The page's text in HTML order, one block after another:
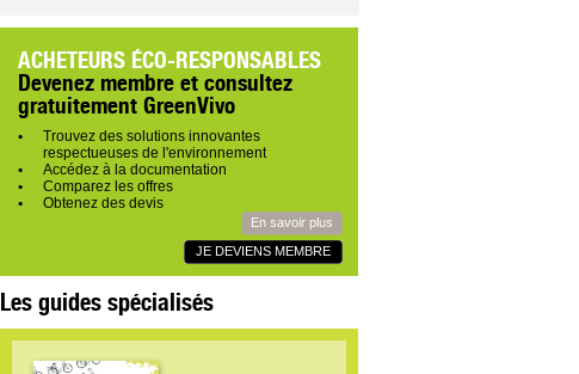
ACHETEURS ÉCO-RESPONSABLES
Devenez membre et consultez
gratuitement GreenVivo
Trouvez des solutions innovantes
respectueuses de l'environnement
Accédez à la documentation
Comparez les offres
Obtenez des devis
En savoir plus
JE DEVIENS MEMBRE
Les guides spécialisés